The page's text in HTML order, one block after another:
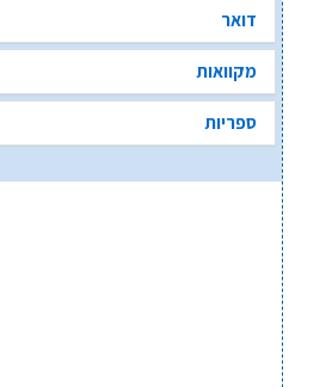
דואר
מקוואות
ספריות